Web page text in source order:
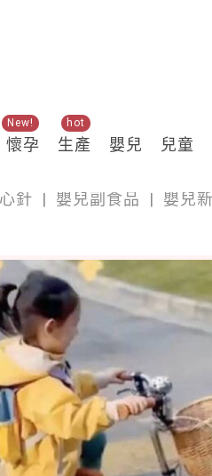
懷孕
New!
生產
hot
嬰兒 兒童
嬰兒
針 | 嬰兒副食品 | 嬰兒